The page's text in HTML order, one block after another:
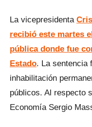
La vicepresidenta
recibió este martes
pública donde fue
Estado. La sentencia
inhabilitación
públicos. Al respecto
Economía Sergio